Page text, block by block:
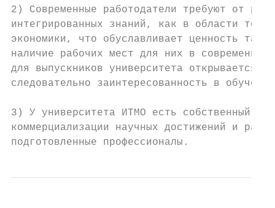
2) Современные работодатели требуют от
интегрированных знаний, как в области
экономики, что обуславливает ценность
наличие рабочих мест для них в современных
для выпускников университета открывается
следовательно заинтересованность в
3) У университета ИТМО есть собственный
коммерциализации научных достижений и
подготовленные профессионалы.